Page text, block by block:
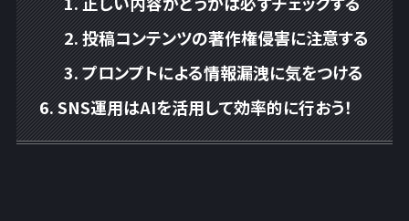
投稿コンテンツの著作権侵害に注意する
プロンプトによる情報漏洩に気をつける
SNS運用はAIを活用して効率的に行おう！